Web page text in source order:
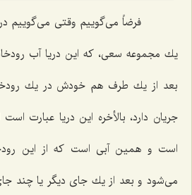
فرضاً مى‌گوییم وقتى مى‌گوییم
یك مجموعه سعى، كه این دریا آب
بعد از یك طرف هم خودش در یك
جریان دارد، بالأخره این دریا عبارت
است و همین آبى است كه از این
مى‌شود و بعد از یك جاى دیگر یا چند